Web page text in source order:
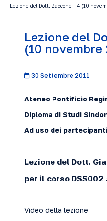
Lezione del Dott. Zaccone – 4 (10
Lezione del
(10 novembre
30 Settembre 2011
Ateneo Pontificio
Diploma di Studi
Ad uso dei
Lezione del Dott.
per il corso DSS002
Video della lezione: